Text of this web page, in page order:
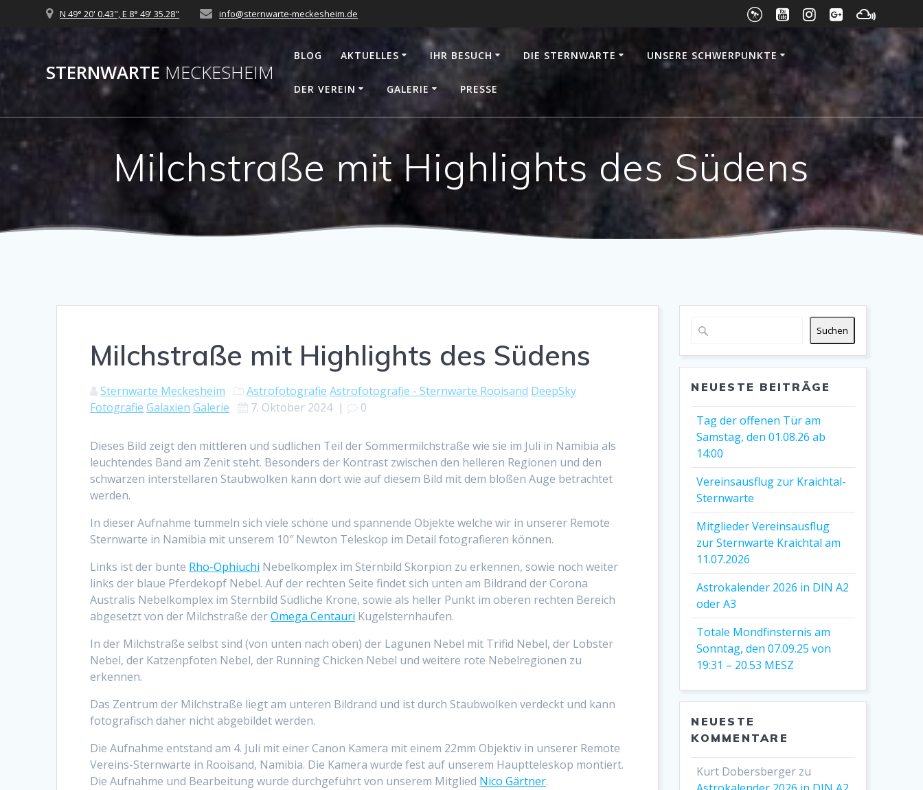
springen
N 49° 20' 0.43", E 8° 49' 35.28" info@sternwarte-meckesheim.de
STERNWARTE MECKESHEIM
BLOG AKTUELLES IHR BESUCH DIE STERNWARTE UNSERE SCHWERPUNKTE
DER VEREIN GALERIE PRESSE
Milchstraße mit Highlights des Südens
Milchstraße mit Highlights des Südens
Sternwarte Meckesheim Astrofotografie Astrofotografie - Sternwarte Rooisand DeepSky
Fotografie Galaxien Galerie 7. Oktober 2024| 0
Dieses Bild zeigt den mittleren und südlichen Teil der Sommermilchstraße wie sie im Juli in Namibia als
leuchtendes Band am Zenit steht. Besonders der Kontrast zwischen den helleren Regionen und den
schwarzen interstellaren Staubwolken kann dort wie auf diesem Bild mit dem bloßen Auge betrachtet
werden.
In dieser Aufnahme tummeln sich viele schöne und spannende Objekte welche wir in unserer Remote
Sternwarte in Namibia mit unserem 10″ Newton Teleskop im Detail fotografieren können.
Links ist der bunte Rho-Ophiuchi Nebelkomplex im Sternbild Skorpion zu erkennen, sowie noch weiter
links der blaue Pferdekopf Nebel. Auf der rechten Seite findet sich unten am Bildrand der Corona
Australis Nebelkomplex im Sternbild Südliche Krone, sowie als heller Punkt im oberen rechten Bereich
abgesetzt von der Milchstraße derOmega Centauri Kugelsternhaufen.
In der Milchstraße selbst sind (von unten nach oben) der Lagunen Nebel mit Trifid Nebel, der Lobster
Nebel, der Katzenpfoten Nebel, der Running Chicken Nebel und weitere rote Nebelregionen zu
erkennen.
Das Zentrum der Milchstraße liegt am unteren Bildrand und ist durch Staubwolken verdeckt und kann
fotografisch daher nicht abgebildet werden.
Die Aufnahme entstand am 4. Juli mit einer Canon Kamera mit einem 22mm Objektiv in unserer Remote
Vereins-Sternwarte in Rooisand, Namibia. Die Kamera wurde fest auf unserem Hauptteleskop montiert.
Die Aufnahme und Bearbeitung wurde durchgeführt von unserem Mitglied Nico Gärtner.
Suchen
NEUESTE BEITRÄGE
Tag der offenen Tür am
Samstag, den 01.08.26 ab
14:00
Vereinsausflug zur Kraichtal-
Sternwarte
Mitglieder Vereinsausflug
zur Sternwarte Kraichtal am
11.07.2026
Astrokalender 2026 in DIN A2
oder A3
Totale Mondfinsternis am
Sonntag, den 07.09.25 von
19:31 – 20.53 MESZ
NEUESTE
KOMMENTARE
Kurt Dobersberger zu